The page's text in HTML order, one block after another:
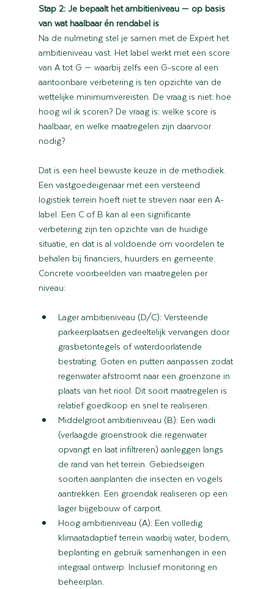
Stap 2: Je bepaalt het ambitieniveau — op basis
van wat haalbaar én rendabel is
Na de nulmeting stel je samen met de Expert het
ambitieniveau vast. Het label werkt met een score
van A tot G — waarbij zelfs een G-score al een
aantoonbare verbetering is ten opzichte van de
wettelijke minimumvereisten. De vraag is niet: hoe
hoog wil ik scoren? De vraag is: welke score is
haalbaar, en welke maatregelen zijn daarvoor
nodig?
Dat is een heel bewuste keuze in de methodiek.
Een vastgoedeigenaar met een versteend
logistiek terrein hoeft niet te streven naar een A-
label. Een C of B kan al een significante
verbetering zijn ten opzichte van de huidige
situatie, en dat is al voldoende om voordelen te
behalen bij financiers, huurders en gemeente.
Concrete voorbeelden van maatregelen per
niveau:
Lager ambitieniveau (D/C): Versteende
parkeerplaatsen gedeeltelijk vervangen door
grasbetontegels of waterdoorlatende
bestrating. Goten en putten aanpassen zodat
regenwater afstroomt naar een groenzone in
plaats van het riool. Dit soort maatregelen is
relatief goedkoop en snel te realiseren.
Middelgroot ambitieniveau (B): Een wadi
(verlaagde groenstrook die regenwater
opvangt en laat infiltreren) aanleggen langs
de rand van het terrein. Gebiedseigen
soorten aanplanten die insecten en vogels
aantrekken. Een groendak realiseren op een
lager bijgebouw of carport.
Hoog ambitieniveau (A): Een volledig
klimaatadaptief terrein waarbij water, bodem,
beplanting en gebruik samenhangen in een
integraal ontwerp. Inclusief monitoring en
beheerplan.